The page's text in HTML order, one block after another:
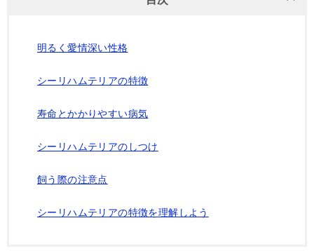
明るく愛情深い性格
シーリハムテリアの特徴
寿命とかかりやすい病気
シーリハムテリアのしつけ
飼う際の注意点
シーリハムテリアの特徴を理解しよう